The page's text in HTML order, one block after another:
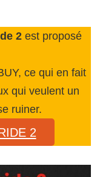
2 est proposé
ce qui en fait
qui veulent un
ruiner.
2